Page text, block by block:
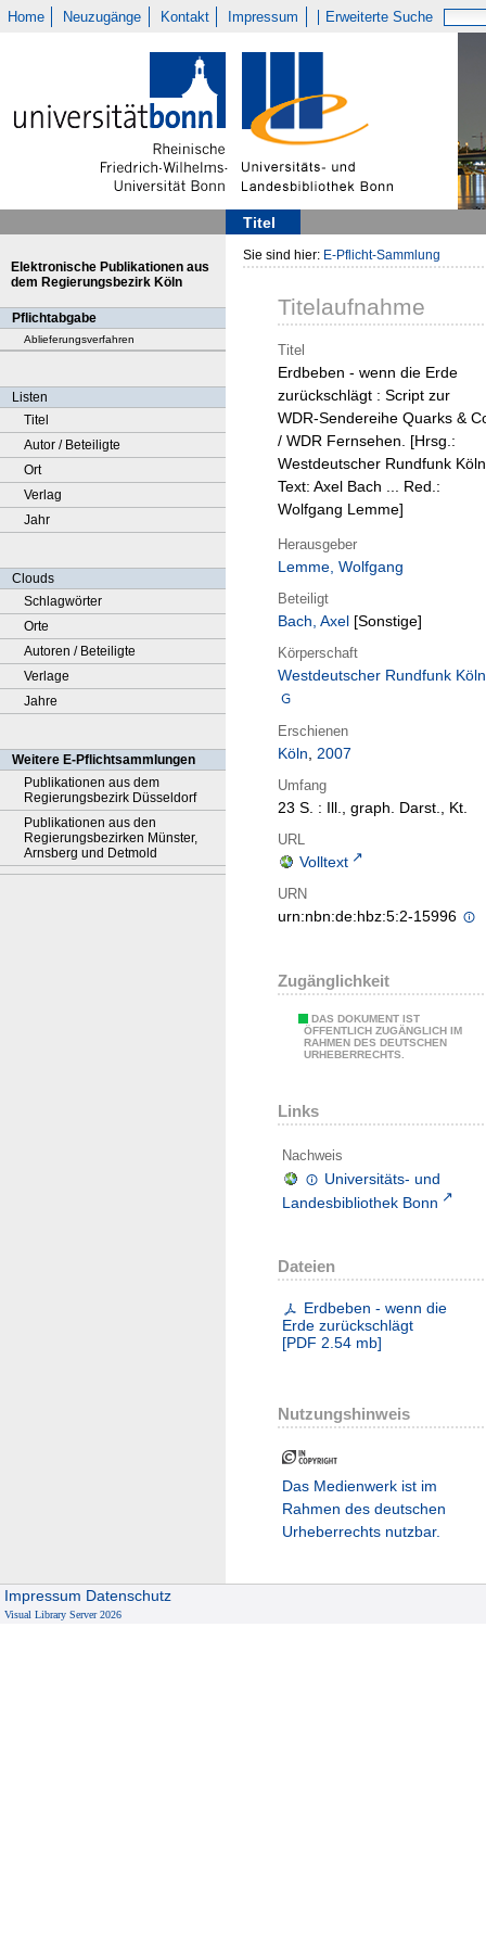
Home Neuzugänge Kontakt Impressum Erweiterte Suche
Titel
Elektronische Publikationen aus
dem Regierungsbezirk Köln
Pflichtabgabe
Ablieferungsverfahren
Listen
Titel
Autor / Beteiligte
Ort
Verlag
Jahr
Clouds
Schlagwörter
Orte
Autoren / Beteiligte
Verlage
Jahre
Weitere E-Pflichtsammlungen
Publikationen aus dem
Regierungsbezirk Düsseldorf
Publikationen aus den
Regierungsbezirken Münster,
Arnsberg und Detmold
Sie sind hier: E-Pflicht-Sammlung
Titelaufnahme
Titel
Erdbeben - wenn die Erde
zurückschlägt : Script zur
WDR-Sendereihe Quarks &
/ WDR Fernsehen. [Hrsg.:
Westdeutscher Rundfunk
Text: Axel Bach ... Red.:
Wolfgang Lemme]
Herausgeber
Lemme, Wolfgang
Beteiligt
Bach, Axel [Sonstige]
Körperschaft
Westdeutscher Rundfunk Köln
Erschienen
Köln, 2007
Umfang
23 S. : Ill., graph. Darst., Kt.
URL
Volltext
URN
urn:nbn:de:hbz:5:2-15996
Zugänglichkeit
DAS DOKUMENT IST
ÖFFENTLICH ZUGÄNGLICH IM
RAHMEN DES DEUTSCHEN
URHEBERRECHTS.
Links
Nachweis
Universitäts- und
Landesbibliothek Bonn
Dateien
Erdbeben - wenn die
Erde zurückschlägt
[PDF 2.54 mb]
Nutzungshinweis
Das Medienwerk ist im
Rahmen des deutschen
Urheberrechts nutzbar.
Impressum Datenschutz
Visual Library Server 2026